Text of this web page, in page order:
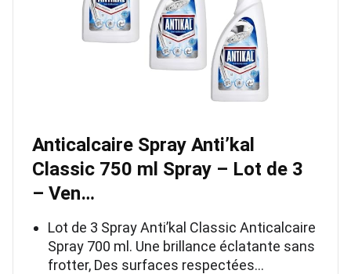
Anticalcaire Spray Anti’kal
Classic 750 ml Spray – Lot de 3
– Ven…
Lot de 3 Spray Anti’kal Classic Anticalcaire
Spray 700 ml. Une brillance éclatante sans
frotter, Des surfaces respectées…